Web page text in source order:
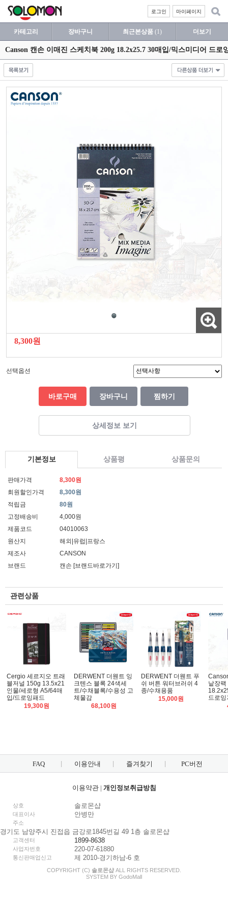
마이페이지
로그인
카테고리 장바구니 최근본상품 (1) 더보기
Canson 캔손 이매진 스케치북 200g 18.2x25.7 30매입/믹스미디어 드로
8,300원
선택옵션
바로구매 장바구니 찜하기
상세정보 보기
기본정보 상품평 상품문의
판매가격
8,300원
회원할인가격
8,300원
적립금
80원
고정배송비
4,000원
제품코드
04010063
원산지
해외|유럽|프랑스
제조사
CANSON
브랜드
캔손 [브랜드바로가기]
관련상품
Cergio 세르지오 트래
블저널 150g 13.5x21
인물/세로형 A5/64매
입/드로잉패드
19,300원
DERWENT 더웬트 잉
크텐스 블록 24색세
트/수채블록/수용성 고
체물감
68,100원
DERWENT 더웬트 푸
쉬 버튼 워터브러쉬 4
종/수채용품
15,000원
낱장
드로잉
FAQ 이용안내 즐겨찾기 PC버전
이용약관| 개인정보취급방침
상호 솔로몬샵
대표이사 안병만
주소
경기도 남양주시 진접읍 금강로1845번길 49 1층 솔로몬샵
고객센터 1899-8638
사업자번호 220-07-61880
통신판매업신고 제 2010-경기하남-6 호
COPYRIGHT (C) 솔로몬샵 ALL RIGHTS RESERVED.
SYSTEM BY GodoMall